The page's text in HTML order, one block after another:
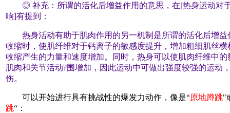
◎ 补充：所谓的活化后增益作用的意思，在[热身运动对
响]有提到：
热身活动有助于肌肉作用的另一机制是所谓的活化后增益
收缩时，使肌纤维对于钙离子的敏感度提升，增加粗细肌丝
收缩产生的力量和速度增加。同时，热身可以使肌肉纤维中
肌肉和关节活动?围增加，因此运动中可做出强度较强的运动
伤。
可以开始进行具有挑战性的爆发力动作，像是“原地蹲跳"
跳“：